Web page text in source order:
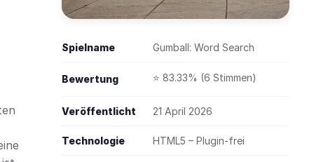
Spielname Gumball: Word Search
Bewertung ⭐ 83.33% (6 Stimmen)
Veröffentlicht 21 April 2026
Technologie HTML5 – Plugin-frei